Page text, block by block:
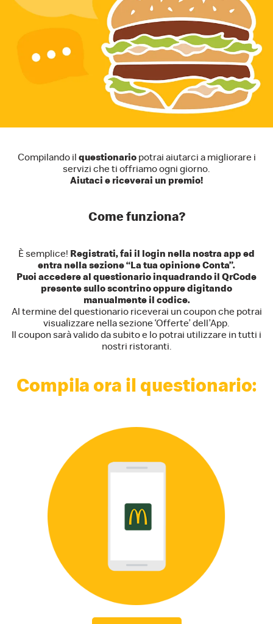
Compilando il questionariopotrai aiutarci a migliorare i
servizi che ti offriamo ogni giorno.
Aiutaci e riceverai un premio!
Come funziona?
È semplice! Registrati, fai il login nella nostra app ed
entra nella sezione “La tua opinione Conta”.
Puoi accedere al questionario inquadrando il QrCode
presente sullo scontrino oppure digitando
manualmente il codice.
Al termine del questionario riceverai un coupon che potrai
visualizzare nella sezione ‘Offerte’ dell’App.
Il coupon sarà valido da subito e lo potrai utilizzare in tutti i
nostri ristoranti.
Compila ora il questionario: